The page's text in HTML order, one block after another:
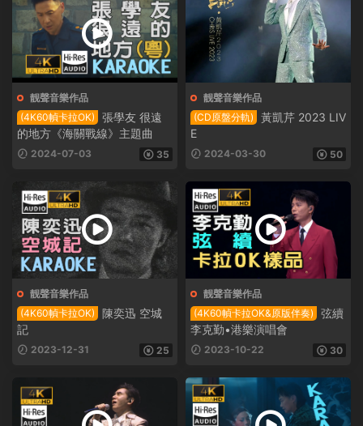
靓聲音樂作品
(4K60幀卡拉OK)
張學友 很遠
的地方《海關戰線》主題曲
2024-07-03 35
靓聲音樂作品
(CD原盤分軌)
黃凱芹 2023 LIV
E
2024-03-30 50
靓聲音樂作品
(4K60幀卡拉OK)
陳奕迅 空城
記
2023-12-31 25
靓聲音樂作品
(4K60幀卡拉OK&原版伴奏)
弦續
李克勤•港樂演唱會
2023-10-22 30